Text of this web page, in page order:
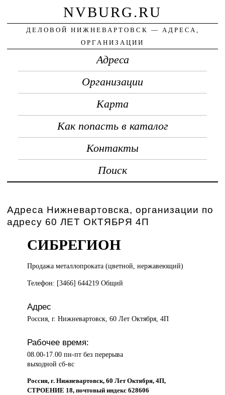
NVBURG.RU
ДЕЛОВОЙ НИЖНЕВАРТОВСК — АДРЕСА,
ОРГАНИЗАЦИИ
Адреса
Организации
Карта
Как попасть в каталог
Контакты
Поиск
Адреса Нижневартовска, организации по
адресу 60 ЛЕТ ОКТЯБРЯ 4П
СИБРЕГИОН
Продажа металлопроката(цветной, нержавеющий)
Телефон: [3466] 644219 Общий
Адрес
Россия, г. Нижневартовск, 60 Лет Октября, 4П
Рабочее время:
08.00-17.00 пн-пт без перерыва
выходной сб-вс
Россия, г. Нижневартовск, 60 Лет Октября, 4П,
СТРОЕНИЕ 18, почтовый индекс 628606